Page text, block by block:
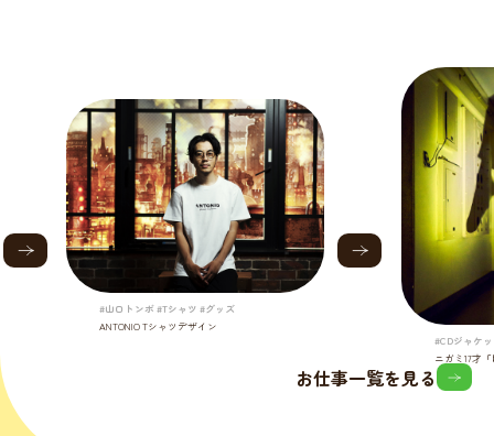
#山口トンボ #Tシャツ #グッズ
ANTONIO Tシャツデザイン
#CDジャケ
ニガミ17才
お仕事一覧を見る